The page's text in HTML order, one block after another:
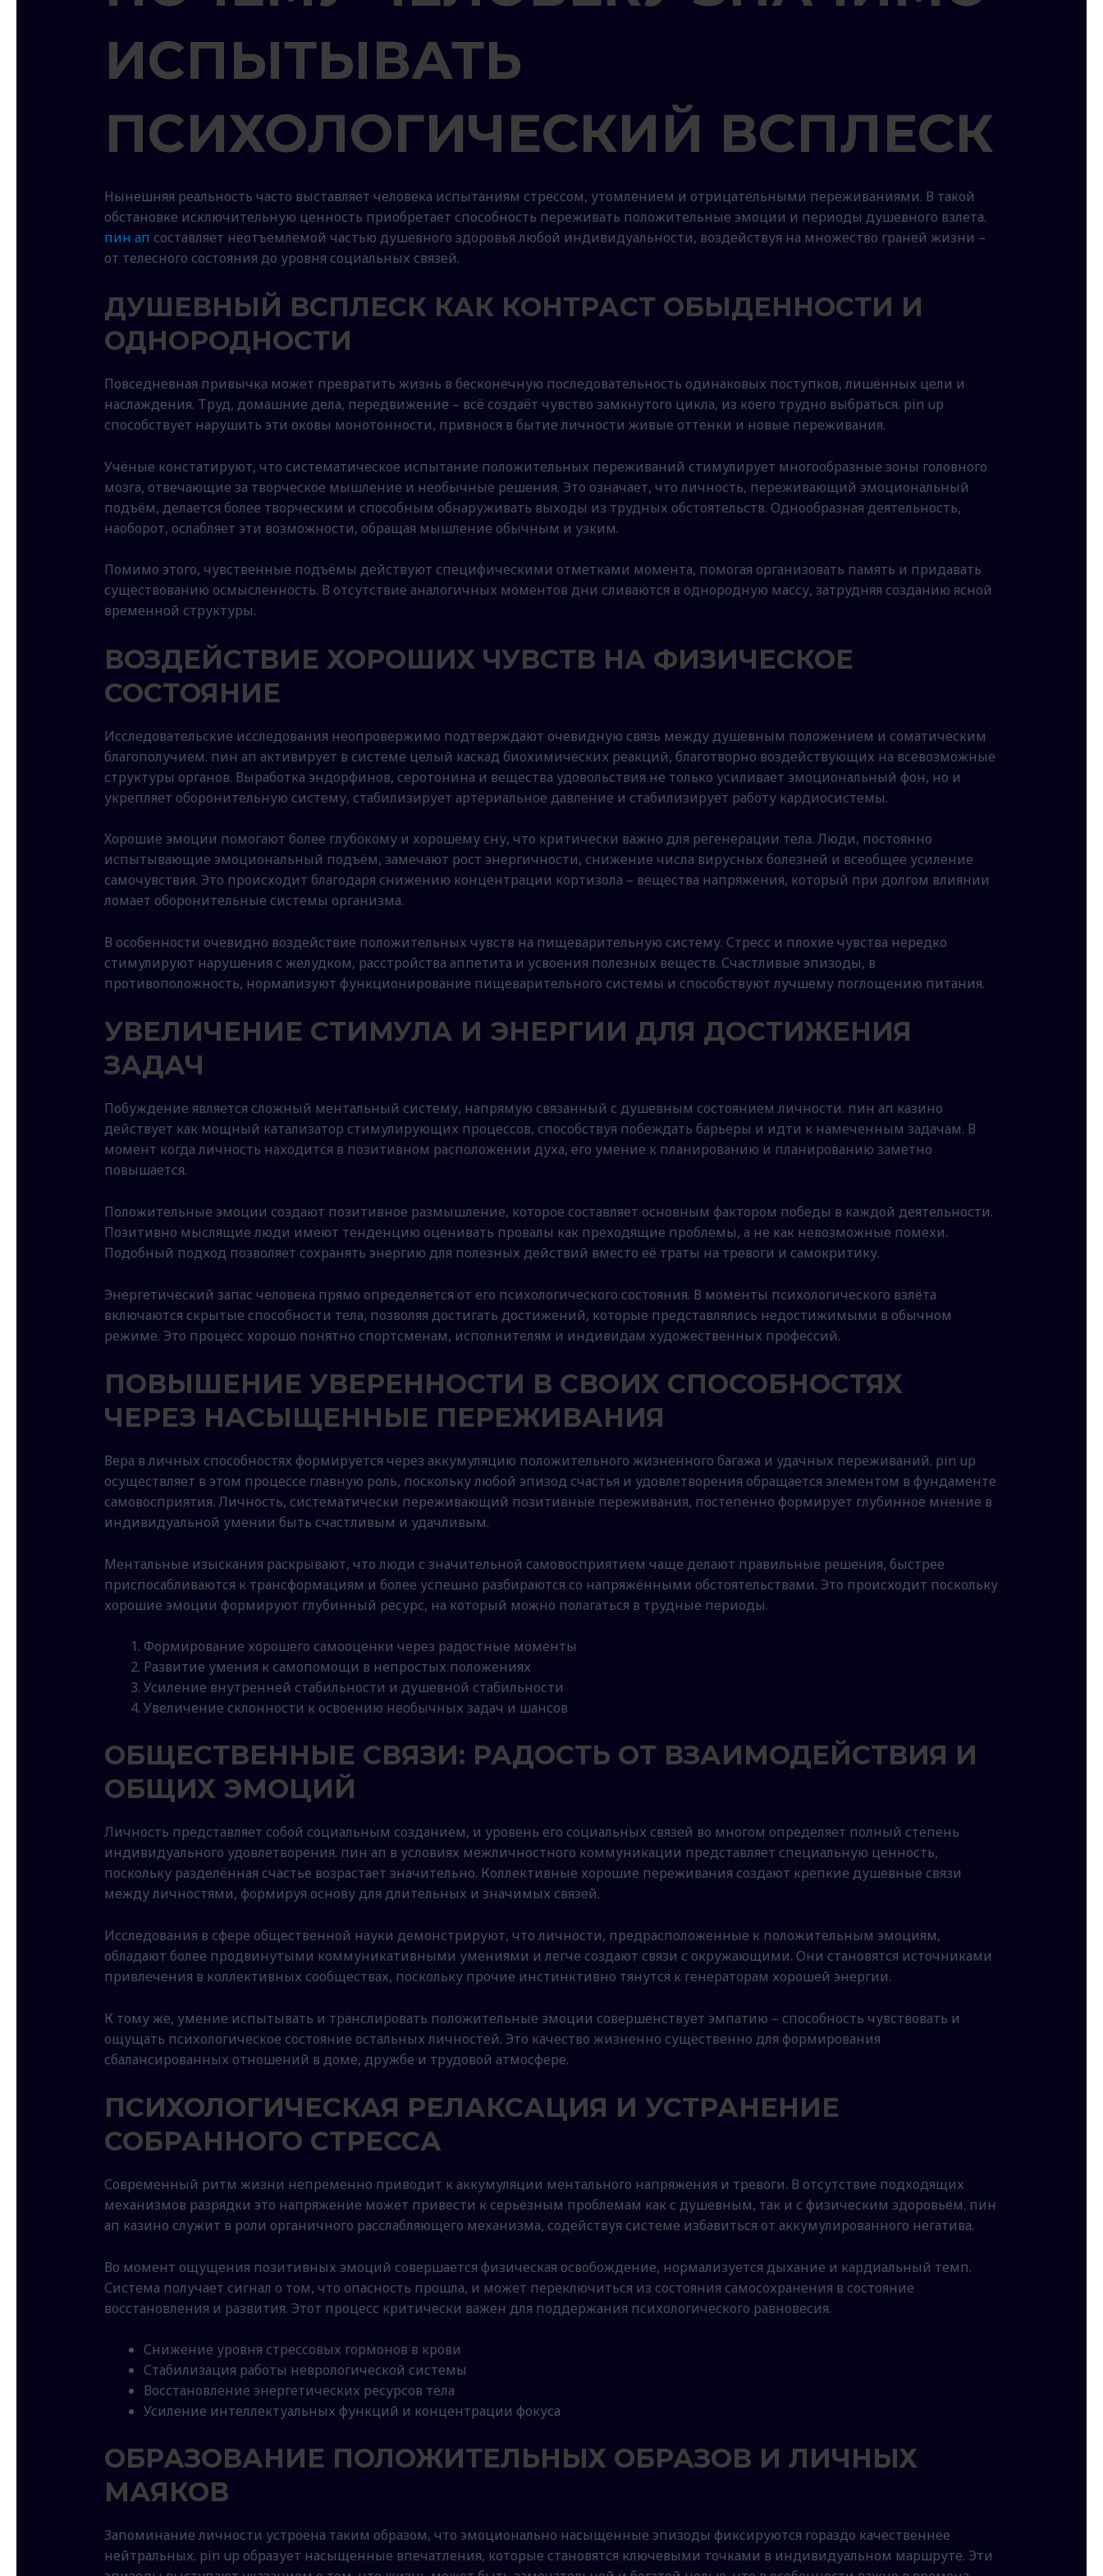
ИСПЫТЫВАТЬ
ПСИХОЛОГИЧЕСКИЙ ВСПЛЕСК
Нынешняя реальность часто выставляет человека испытаниям стрессом, утомлением и отрицательными переживаниями. В такой
обстановке исключительную ценность приобретает способность переживать положительные эмоции и периоды душевного взлета.
пин ап составляет неотъемлемой частью душевного здоровья любой индивидуальности, воздействуя на множество граней жизни –
от телесного состояния до уровня социальных связей.
ДУШЕВНЫЙ ВСПЛЕСК КАК КОНТРАСТ ОБЫДЕННОСТИ И
ОДНОРОДНОСТИ
Повседневная привычка может превратить жизнь в бесконечную последовательность одинаковых поступков, лишённых цели и
наслаждения. Труд, домашние дела, передвижение – всё создаёт чувство замкнутого цикла, из коего трудно выбраться. pin up
способствует нарушить эти оковы монотонности, привнося в бытие личности живые оттенки и новые переживания.
Учёные констатируют, что систематическое испытание положительных переживаний стимулирует многообразные зоны головного
мозга, отвечающие за творческое мышление и необычные решения. Это означает, что личность, переживающий эмоциональный
подъём, делается более творческим и способным обнаруживать выходы из трудных обстоятельств. Однообразная деятельность,
наоборот, ослабляет эти возможности, обращая мышление обычным и узким.
Помимо этого, чувственные подъёмы действуют специфическими отметками момента, помогая организовать память и придавать
существованию осмысленность. В отсутствие аналогичных моментов дни сливаются в однородную массу, затрудняя созданию ясной
временной структуры.
ВОЗДЕЙСТВИЕ ХОРОШИХ ЧУВСТВ НА ФИЗИЧЕСКОЕ
СОСТОЯНИЕ
Исследовательские исследования неопровержимо подтверждают очевидную связь между душевным положением и соматическим
благополучием. пин ап активирует в системе целый каскад биохимических реакций, благотворно воздействующих на всевозможные
структуры органов. Выработка эндорфинов, серотонина и вещества удовольствия не только усиливает эмоциональный фон, но и
укрепляет оборонительную систему, стабилизирует артериальное давление и стабилизирует работу кардиосистемы.
Хорошие эмоции помогают более глубокому и хорошему сну, что критически важно для регенерации тела. Люди, постоянно
испытывающие эмоциональный подъём, замечают рост энергичности, снижение числа вирусных болезней и всеобщее усиление
самочувствия. Это происходит благодаря снижению концентрации кортизола – вещества напряжения, который при долгом влиянии
ломает оборонительные системы организма.
В особенности очевидно воздействие положительных чувств на пищеварительную систему. Стресс и плохие чувства нередко
стимулируют нарушения с желудком, расстройства аппетита и усвоения полезных веществ. Счастливые эпизоды, в
противоположность, нормализуют функционирование пищеварительного системы и способствуют лучшему поглощению питания.
УВЕЛИЧЕНИЕ СТИМУЛА И ЭНЕРГИИ ДЛЯ ДОСТИЖЕНИЯ
ЗАДАЧ
Побуждение является сложный ментальный систему, напрямую связанный с душевным состоянием личности. пин ап казино
действует как мощный катализатор стимулирующих процессов, способствуя побеждать барьеры и идти к намеченным задачам. В
момент когда личность находится в позитивном расположении духа, его умение к планированию и планированию заметно
повышается.
Положительные эмоции создают позитивное размышление, которое составляет основным фактором победы в каждой деятельности.
Позитивно мыслящие люди имеют тенденцию оценивать провалы как преходящие проблемы, а не как невозможные помехи.
Подобный подход позволяет сохранять энергию для полезных действий вместо её траты на тревоги и самокритику.
Энергетический запас человека прямо определяется от его психологического состояния. В моменты психологического взлёта
включаются скрытые способности тела, позволяя достигать достижений, которые представлялись недостижимыми в обычном
режиме. Это процесс хорошо понятно спортсменам, исполнителям и индивидам художественных профессий.
ПОВЫШЕНИЕ УВЕРЕННОСТИ В СВОИХ СПОСОБНОСТЯХ
ЧЕРЕЗ НАСЫЩЕННЫЕ ПЕРЕЖИВАНИЯ
Вера в личных способностях формируется через аккумуляцию положительного жизненного багажа и удачных переживаний. pin up
осуществляет в этом процессе главную роль, поскольку любой эпизод счастья и удовлетворения обращается элементом в фундаменте
самовосприятия. Личность, систематически переживающий позитивные переживания, постепенно формирует глубинное мнение в
индивидуальной умении быть счастливым и удачливым.
Ментальные изыскания раскрывают, что люди с значительной самовосприятием чаще делают правильные решения, быстрее
приспосабливаются к трансформациям и более успешно разбираются со напряжёнными обстоятельствами. Это происходит поскольку
хорошие эмоции формируют глубинный ресурс, на который можно полагаться в трудные периоды.
Формирование хорошего самооценки через радостные моменты
Развитие умения к самопомощи в непростых положениях
Усиление внутренней стабильности и душевной стабильности
Увеличение склонности к освоению необычных задач и шансов
ОБЩЕСТВЕННЫЕ СВЯЗИ: РАДОСТЬ ОТ ВЗАИМОДЕЙСТВИЯ И
ОБЩИХ ЭМОЦИЙ
Личность представляет собой социальным созданием, и уровень его социальных связей во многом определяет полный степень
индивидуального удовлетворения. пин ап в условиях межличностного коммуникации представляет специальную ценность,
поскольку разделённая счастье возрастает значительно. Коллективные хорошие переживания создают крепкие душевные связи
между личностями, формируя основу для длительных и значимых связей.
Исследования в сфере общественной науки демонстрируют, что личности, предрасположенные к положительным эмоциям,
обладают более продвинутыми коммуникативными умениями и легче создают связи с окружающими. Они становятся источниками
привлечения в коллективных сообществах, поскольку прочие инстинктивно тянутся к генераторам хорошей энергии.
К тому же, умение испытывать и транслировать положительные эмоции совершенствует эмпатию – способность чувствовать и
ощущать психологическое состояние остальных личностей. Это качество жизненно существенно для формирования
сбалансированных отношений в доме, дружбе и трудовой атмосфере.
ПСИХОЛОГИЧЕСКАЯ РЕЛАКСАЦИЯ И УСТРАНЕНИЕ
СОБРАННОГО СТРЕССА
Современный ритм жизни непременно приводит к аккумуляции ментального напряжения и тревоги. В отсутствие подходящих
механизмов разрядки это напряжение может привести к серьёзным проблемам как с душевным, так и с физическим здоровьем. пин
ап казино служит в роли органичного расслабляющего механизма, содействуя системе избавиться от аккумулированного негатива.
Во момент ощущения позитивных эмоций совершается физическая освобождение, нормализуется дыхание и кардиальный темп.
Система получает сигнал о том, что опасность прошла, и может переключиться из состояния самосохранения в состояние
восстановления и развития. Этот процесс критически важен для поддержания психологического равновесия.
Снижение уровня стрессовых гормонов в крови
Стабилизация работы неврологической системы
Восстановление энергетических ресурсов тела
Усиление интеллектуальных функций и концентрации фокуса
ОБРАЗОВАНИЕ ПОЛОЖИТЕЛЬНЫХ ОБРАЗОВ И ЛИЧНЫХ
МАЯКОВ
Запоминание личности устроена таким образом, что эмоционально насыщенные эпизоды фиксируются гораздо качественнее
нейтральных. pin up образует насыщенные впечатления, которые становятся ключевыми точками в индивидуальном маршруте. Эти